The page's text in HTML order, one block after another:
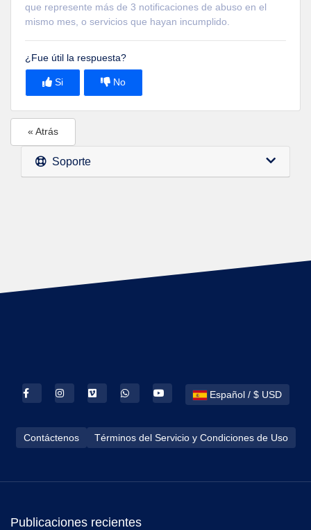
que represente más de 3 notificaciones de abuso en el
mismo mes, o servicios que hayan incumplido.
¿Fue útil la respuesta?
Si No
« Atrás
Soporte
Español / $ USD
Contáctenos Términos del Servicio y Condiciones de Uso
Publicaciones recientes